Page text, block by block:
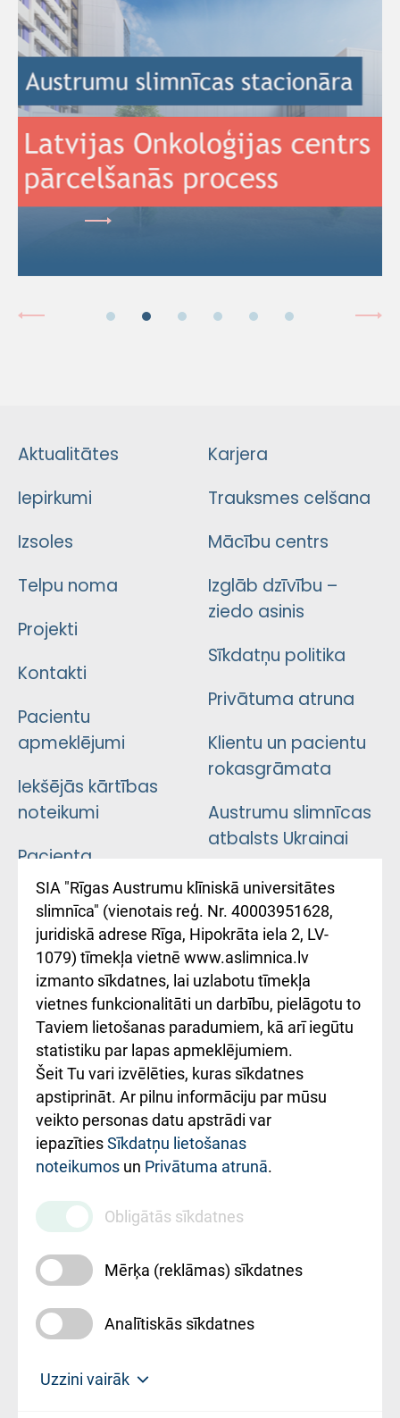
Aktualitātes
Iepirkumi
Izsoles
Telpu noma
Projekti
Kontakti
Pacientu
apmeklējumi
Iekšējās kārtības
noteikumi
Pacienta
atsauksmju/sūdzību
iesniegšanas
kārtība
Kā pie mums nokļūt
Rēķinu apmaksas
ceļvedis
Rekvizīti un
ārstniecības
iestādes kods
010000234
Maksas
pakalpojumu
cenrādis
Karjera
Trauksmes celšana
Mācību centrs
Izglāb dzīvību –
ziedo asinis
Sīkdatņu politika
Privātuma atruna
Klientu un pacientu
rokasgrāmata
Austrumu slimnīcas
atbalsts Ukrainai
Підтримка Східної
лікарні та співпраця з
Україною
SIA "Rīgas Austrumu klīniskā universitātes
slimnīca" (vienotais reģ. Nr. 40003951628,
juridiskā adrese Rīga, Hipokrāta iela 2, LV-
1079) tīmekļa vietnē www.aslimnica.lv
izmanto sīkdatnes, lai uzlabotu tīmekļa
vietnes funkcionalitāti un darbību, pielāgotu to
Taviem lietošanas paradumiem, kā arī iegūtu
statistiku par lapas apmeklējumiem.
Šeit Tu vari izvēlēties, kuras sīkdatnes
apstiprināt. Ar pilnu informāciju par mūsu
veikto personas datu apstrādi var
iepazītiesSīkdatņu lietošanas
noteikumos un Privātuma atrunā.
Obligātās sīkdatnes
Mērķa (reklāmas) sīkdatnes
Analītiskās sīkdatnes
Uzzini vairāk